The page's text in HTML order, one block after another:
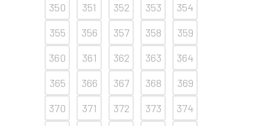
350
351 352 353
354
355
356 357 358
359
360
361 362 363
364
365
366 367 368
369
370
371 372 373 374